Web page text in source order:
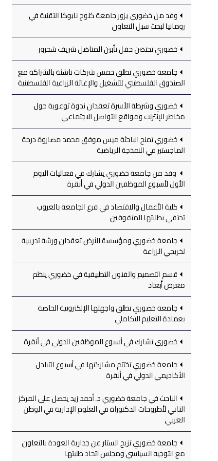
وفد من خضوري يزور جامعة كلوج نابوكا التقنية في
رومانيا لبحث سبل التعاون
خضوري تحتضن حفل تأبين المناضل شريف شحرور
جامعة خضوري تطلق خمس شركات ناشئة بالشراكة مع
الصندوق الفلسطيني للتشغيل والإغاثة الزراعية الفلسطينية
خضوري وشرطة الأسرة تعقدان ندوة توعوية حول
مخاطر الإنترنت ومواقع التواصل الاجتماعي
خضوري تمنح الباحثة ميس موفق محمد مصاروة درجة
الماجستير في النمذجة الرياضية
وفد من جامعة خضوري يشارك في فعاليات اليوم
الأول لأسبوع الموظفين الدولي في أنقرة
كلية الأعمال والاقتصاد في فرع الجامعة بالعروب
تحتفي بطلبتها المتفوقين
جامعة خضوري ومؤسسة الأرض تعقدان ورشة تدريبية
لخريجي الزراعة
قسم التصميم والفنون التطبيقية في خضوري ينظم
معرض أبعاد
جامعة خضوري تطلق واجهتها الإلكترونية الخاصة
بعمادة التعليم التكاملي
خضوري تشارك في أسبوع الموظفين الدولي في أنقرة
جامعة خضوري تختتم مشاركتها في أسبوع التبادل
الأكاديمي الدولي في أنقرة
الباحث في جامعة خضوري د. أحمد زيد يحصل على المركز
الثاني لأطروحات الدكتوراة في العلوم الإدارية في الوطن
العربي
جامعة خضوري تزيح الستار عن جدارية العودة بالتعاون
مع التوجيه السياسي ومجلس اتحاد طلبتها